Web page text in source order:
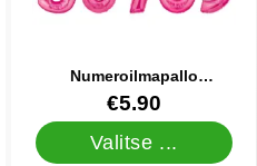
Numeroilmapallo
Vaaleanpunainen
Tuote.nro 5079€5.90
Valitse ...